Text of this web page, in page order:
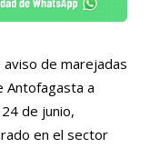
de marejadas
Antofagasta a
de junio,
en el sector